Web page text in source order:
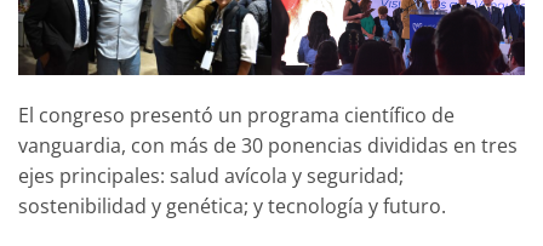
El congreso presentó un programa científico de
vanguardia, con más de 30 ponencias divididas en tres
ejes principales: salud avícola y seguridad;
sostenibilidad y genética; y tecnología y futuro.